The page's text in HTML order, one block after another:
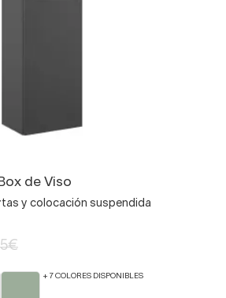
de Viso
y colocación suspendida
+ 7 COLORES DISPONIBLES